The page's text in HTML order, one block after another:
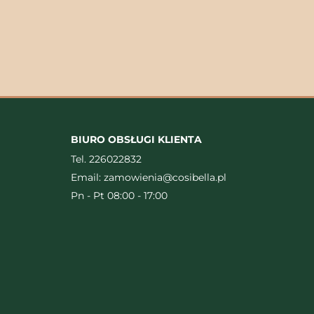
BIURO OBSŁUGI KLIENTA
Tel. 226022832
Email: zamowienia@cosibella.pl
Pn - Pt 08:00 - 17:00